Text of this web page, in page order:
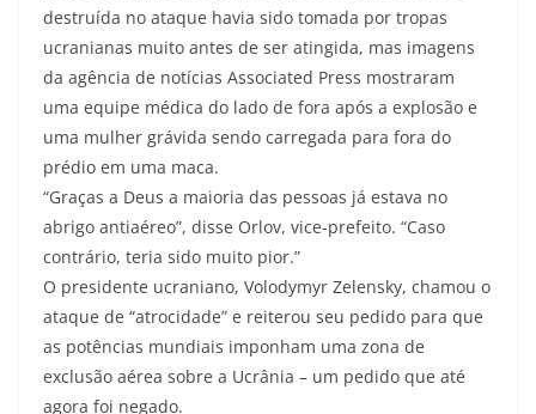
destruída no ataque havia sido tomada por tropas
ucranianas muito antes de ser atingida, mas imagens
da agência de notícias Associated Press mostraram
uma equipe médica do lado de fora após a explosão e
uma mulher grávida sendo carregada para fora do
prédio em uma maca.
“Graças a Deus a maioria das pessoas já estava no
abrigo antiaéreo”, disse Orlov, vice-prefeito. “Caso
contrário, teria sido muito pior.”
O presidente ucraniano, Volodymyr Zelensky, chamou o
ataque de “atrocidade” e reiterou seu pedido para que
as potências mundiais imponham uma zona de
exclusão aérea sobre a Ucrânia – um pedido que até
agora foi negado.